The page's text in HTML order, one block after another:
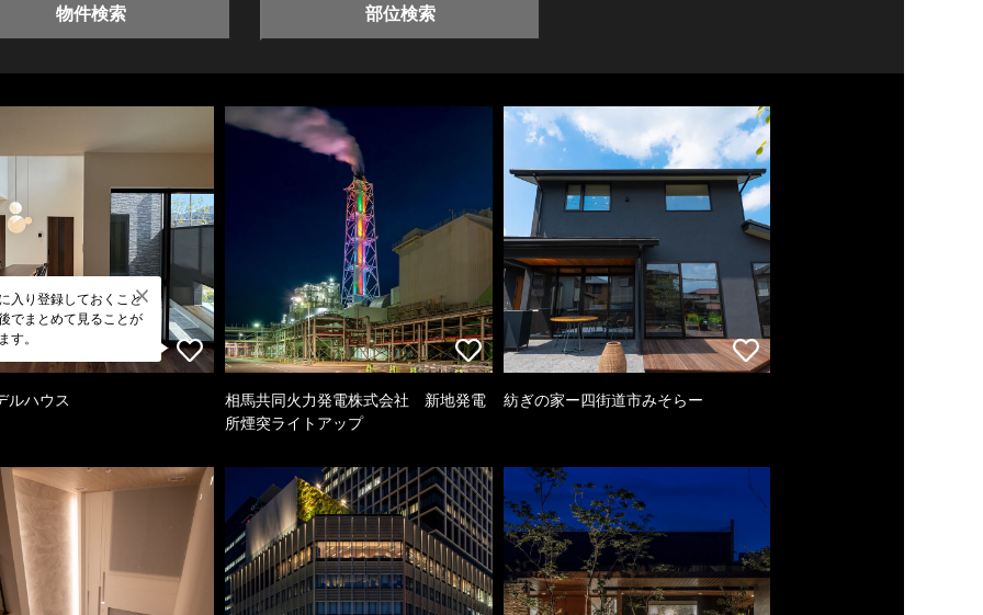
物件検索 部位検索
入り登録しておくこと
でまとめて見ることが
す。
ルハウス
相馬共同火力発電株式会社 新地発電
所煙突ライトアップ
紡ぎの家ー四街道市みそらー